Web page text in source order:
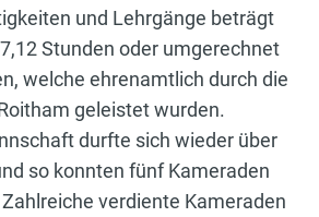
und Lehrgänge beträgt
Stunden oder umgerechnet
welche ehrenamtlich durch die
geleistet wurden.
durfte sich wieder über
so konnten fünf Kameraden
verdiente Kameraden